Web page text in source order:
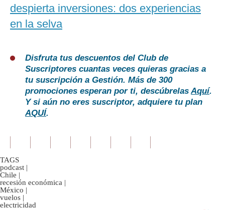
despierta inversiones: dos experiencias
en la selva
Disfruta tus descuentos del Club de
Suscriptores cuantas veces quieras gracias a
tu suscripción a Gestión. Más de 300
promociones esperan por ti, descúbrelasAquí.
Y si aún no eres suscriptor, adquiere tu plan
AQUÍ.
TAGS
podcast |
Chile |
recesión económica |
México |
vuelos |
electricidad